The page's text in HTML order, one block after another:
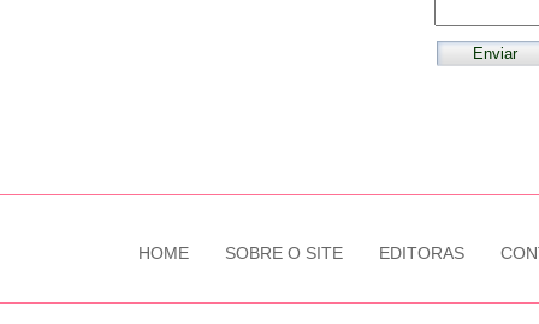
HOME SOBRE O SITE EDITORAS